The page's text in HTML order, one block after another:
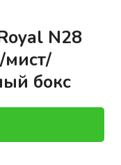
N28
мист/
бокс